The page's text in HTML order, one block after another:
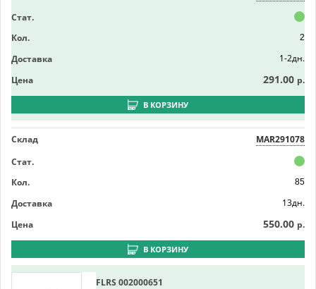
Стат.
Кол.
2
Доставка
1-2дн.
Цена
291.00 р.
В КОРЗИНУ
Склад
MAR291078
Стат.
Кол.
85
Доставка
13дн.
Цена
550.00 р.
В КОРЗИНУ
FLRS 002000651